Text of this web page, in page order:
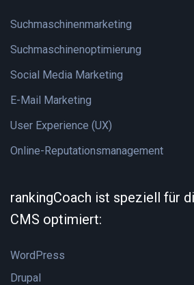
Suchmaschinenmarketing
Suchmaschinenoptimierung
Social Media Marketing
E-Mail Marketing
User Experience (UX)
Online-Reputationsmanagement
rankingCoach ist speziell für
CMS optimiert:
WordPress
Drupal